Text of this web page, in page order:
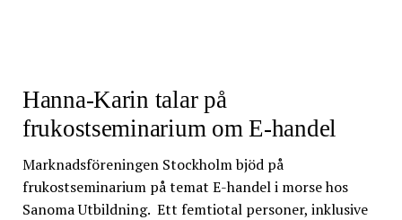
Hanna-Karin talar på
frukostseminarium om E-handel
Marknadsföreningen Stockholm bjöd på
frukostseminarium på temat E-handel i morse hos
Sanoma Utbildning. Ett femtiotal personer, inklusive